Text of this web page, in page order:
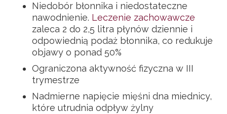
Niedobór błonnika i niedostateczne
nawodnienie. Leczenie zachowawcze
zaleca 2 do 2,5 litra płynów dziennie i
odpowiednią podaż błonnika, co redukuje
objawy o ponad 50%
Ograniczona aktywność fizyczna w III
trymestrze
Nadmierne napięcie mięśni dna miednicy,
które utrudnia odpływ żylny